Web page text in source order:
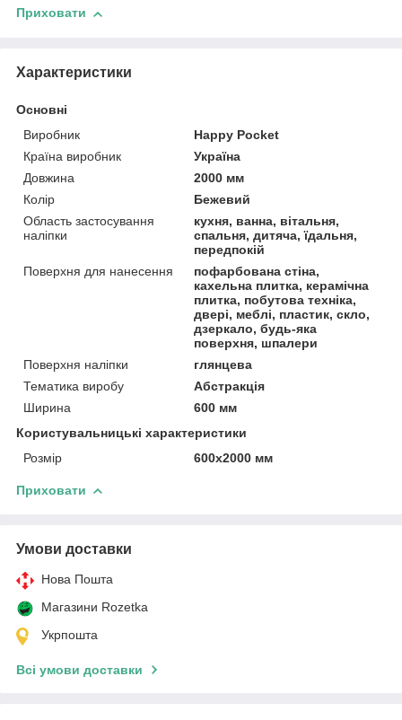
Приховати
Характеристики
Основні
Виробник
Happy Pocket
Країна виробник
Україна
Довжина
2000 мм
Колір
Бежевий
Область застосування
наліпки
кухня, ванна, вітальня,
спальня, дитяча, їдальня,
передпокій
Поверхня для нанесення
пофарбована стіна,
кахельна плитка, керамічна
плитка, побутова техніка,
двері, меблі, пластик, скло,
дзеркало, будь-яка
поверхня, шпалери
Поверхня наліпки
глянцева
Тематика виробу
Абстракція
Ширина
600 мм
Користувальницькі характеристики
Розмір
600х2000 мм
Приховати
Умови доставки
Нова Пошта
Магазини Rozetka
Укрпошта
Всі умови доставки